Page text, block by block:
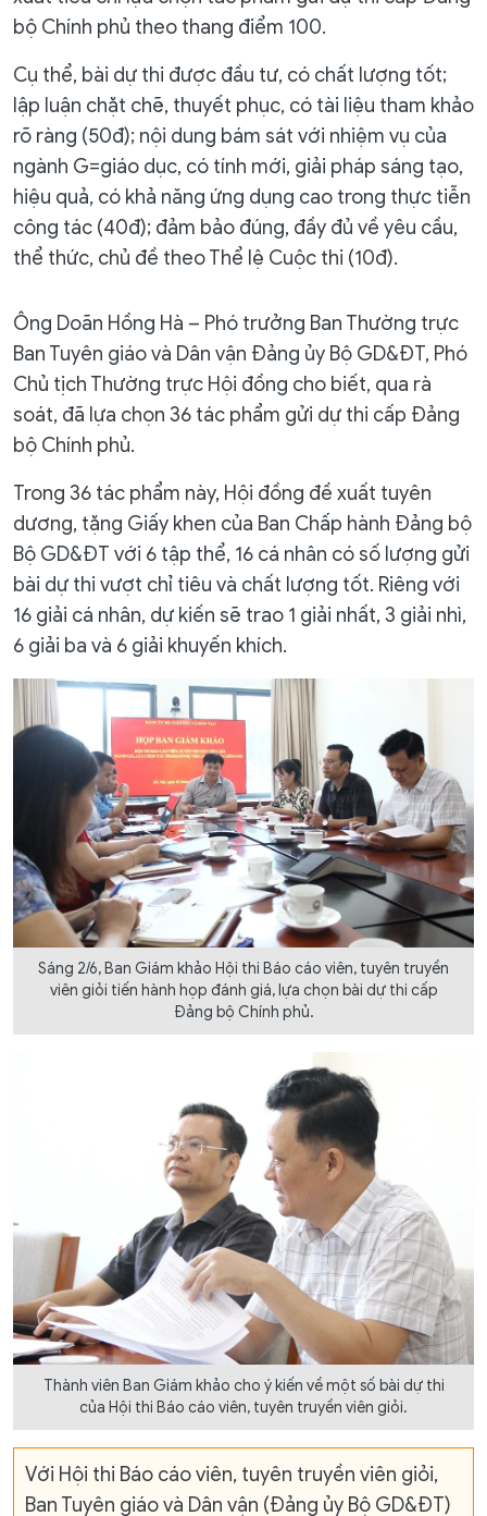
bộ Chính phủ theo thang điểm 100.
Cụ thể, bài dự thi được đầu tư, có chất lượng tốt;
lập luận chặt chẽ, thuyết phục, có tài liệu tham khảo
rõ ràng (50đ); nội dung bám sát với nhiệm vụ của
ngành G=giáo dục, có tính mới, giải pháp sáng tạo,
hiệu quả, có khả năng ứng dụng cao trong thực tiễn
công tác (40đ); đảm bảo đúng, đầy đủ về yêu cầu,
thể thức, chủ đề theo Thể lệ Cuộc thi (10đ).
Ông Doãn Hồng Hà – Phó trưởng Ban Thường trực
Ban Tuyên giáo và Dân vận Đảng ủy Bộ GD&ĐT, Phó
Chủ tịch Thường trực Hội đồng cho biết, qua rà
soát, đã lựa chọn 36 tác phẩm gửi dự thi cấp Đảng
bộ Chính phủ.
Trong 36 tác phẩm này, Hội đồng đề xuất tuyên
dương, tặng Giấy khen của Ban Chấp hành Đảng bộ
Bộ GD&ĐT với 6 tập thể, 16 cá nhân có số lượng gửi
bài dự thi vượt chỉ tiêu và chất lượng tốt. Riêng với
16 giải cá nhân, dự kiến sẽ trao 1 giải nhất, 3 giải nhì,
6 giải ba và 6 giải khuyến khích.
Sáng 2/6, Ban Giám khảo Hội thi Báo cáo viên, tuyên truyền
viên giỏi tiến hành họp đánh giá, lựa chọn bài dự thi cấp
Đảng bộ Chính phủ.
Thành viên Ban Giám khảo cho ý kiến về một số bài dự thi
của Hội thi Báo cáo viên, tuyên truyền viên giỏi.
Với Hội thi Báo cáo viên, tuyên truyền viên giỏi,
Ban Tuyên giáo và Dân vận (Đảng ủy Bộ GD&ĐT)